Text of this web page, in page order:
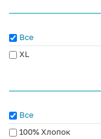
Все
XL
Все
100% Хлопок